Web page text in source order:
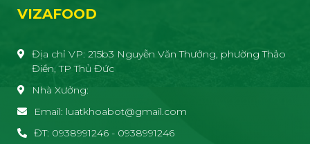
VIZAFOOD
Địa chỉ VP: 215b3 Nguyễn Văn Thưởng, phường Thảo
Điền, TP Thủ Đức
Nhà Xưởng:
Email: luatkhoabot@gmail.com
ĐT: 0938991246 - 0938991246